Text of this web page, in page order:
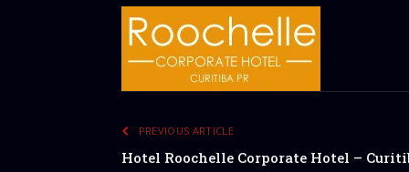
PREVIOUS ARTICLE
Hotel Roochelle Corporate Hotel –